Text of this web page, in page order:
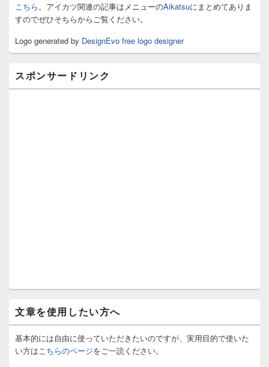
ト
ア
こちら。アイカツ関連の記事はメニューのAikatsuにまとめてありま
すのでぜひそちらからご覧ください。
Logo generated by DesignEvo free logo designer
スポンサードリンク
文章を使用したい方へ
基本的には自由に使っていただきたいのですが、実用目的で使いた
い方はこちらのページをご一読ください。